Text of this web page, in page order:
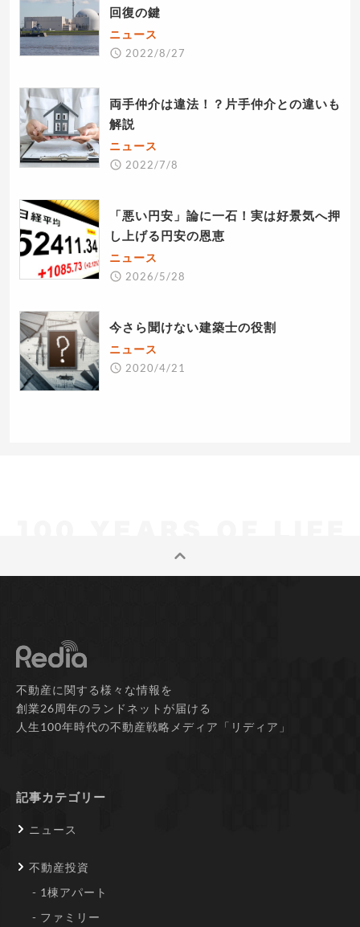
回復の鍵
ニュース
2022/8/27
両手仲介は違法！？片手仲介との違いも
解説
ニュース
2022/7/8
「悪い円安」論に一石！実は好景気へ押
し上げる円安の恩恵
ニュース
2026/5/28
今さら聞けない建築士の役割
ニュース
2020/4/21
不動産に関する様々な情報を
創業26周年のランドネットが届ける
人生100年時代の不動産戦略メディア「リディア」
記事カテゴリー
ニュース
不動産投資
1棟アパート
ファミリー